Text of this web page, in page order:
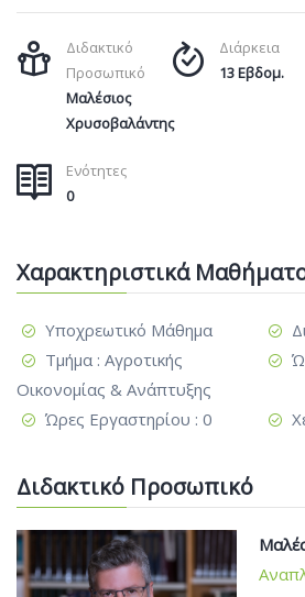
Διδακτικό
Προσωπικό
Μαλέσιος
Χρυσοβαλάντης
Διάρκεια
13 Εβδομ.
Ενότητες
0
Χαρακτηριστικά
Υποχρεωτικό Μάθημα
Τμήμα : Αγροτικής
Οικονομίας & Ανάπτυξης
Ώρες Εργαστηρίου : 0
Διδακτικό Προσωπικό